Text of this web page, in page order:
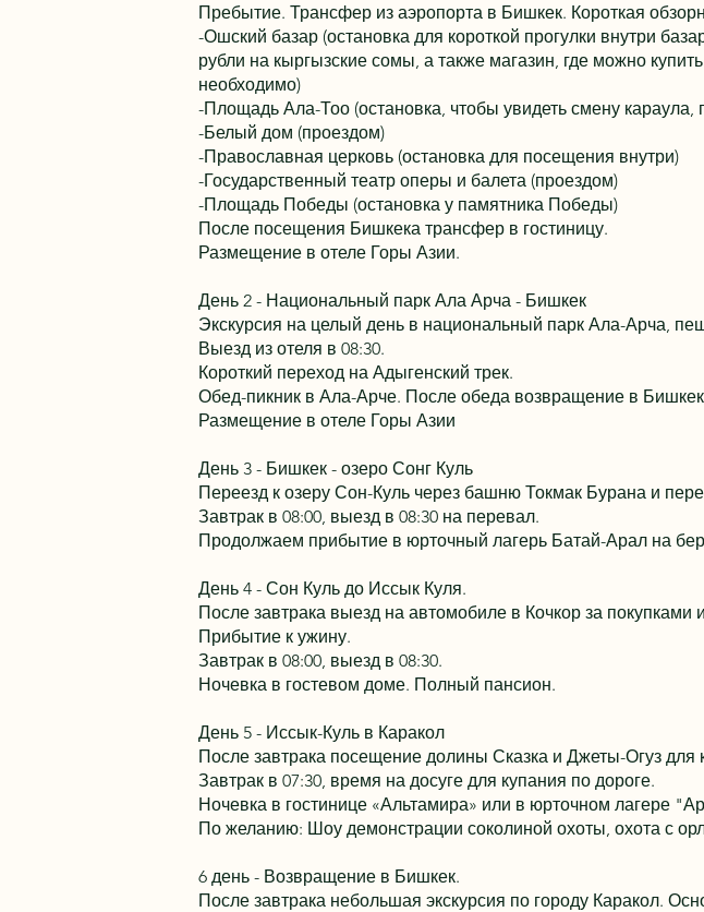
Пребытие. Трансфер из аэропорта в Бишкек. Короткая
-Ошский базар (остановка для короткой прогулки внутри
рубли на кыргызские сомы, а также магазин, где можно
необходимо)
-Площадь Ала-Тоо (остановка, чтобы увидеть смену караула,
-Белый дом (проездом)
-Православная церковь (остановка для посещения внутри)
-Государственный театр оперы и балета (проездом)
-Площадь Победы (остановка у памятника Победы)
После посещения Бишкека трансфер в гостиницу.
Размещение в отеле Горы Азии.
День 2 - Национальный парк Ала Арча - Бишкек
Экскурсия на целый день в национальный парк Ала-Арча,
Выезд из отеля в 08:30.
Короткий переход на Адыгенский трек.
Обед-пикник в Ала-Арче. После обеда возвращение в
Размещение в отеле Горы Азии
День 3 - Бишкек - озеро Сонг Куль
Переезд к озеру Сон-Куль через башню Токмак Бурана и
Завтрак в 08:00, выезд в 08:30 на перевал.
Продолжаем прибытие в юрточный лагерь Батай-Арал на
День 4 - Сон Куль до Иссык Куля.
После завтрака выезд на автомобиле в Кочкор за
Прибытие к ужину.
Завтрак в 08:00, выезд в 08:30.
Ночевка в гостевом доме. Полный пансион.
День 5 - Иссык-Куль в Каракол
После завтрака посещение долины Сказка и Джеты-Огуз для
Завтрак в 07:30, время на досуге для купания по дороге.
Ночевка в гостинице «Альтамира» или в юрточном лагере
По желанию: Шоу демонстрации соколиной охоты, охота с
6 день - Возвращение в Бишкек.
После завтрака небольшая экскурсия по городу